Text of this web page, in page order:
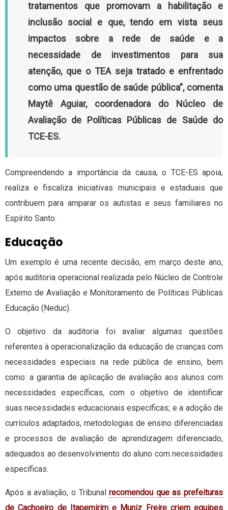
tratamentos que promovam a habilitação e
inclusão social e que, tendo em vista seus
impactos sobre a rede de saúde e a
necessidade de investimentos para sua
atenção, que o TEA seja tratado e enfrentado
como uma questão de saúde pública”, comenta
Maytê Aguiar, coordenadora do Núcleo de
Avaliação de Políticas Públicas de Saúde do
TCE-ES.
Compreendendo a importância da causa, o TCE-ES apoia,
realiza e fiscaliza iniciativas municipais e estaduais que
contribuem para amparar os autistas e seus familiares no
Espírito Santo.
Educação
Um exemplo é uma recente decisão, em março deste ano,
após auditoria operacional realizada pelo Núcleo de Controle
Externo de Avaliação e Monitoramento de Políticas Públicas
Educação (Neduc).
O objetivo da auditoria foi avaliar algumas questões
referentes à operacionalização da educação de crianças com
necessidades especiais na rede pública de ensino, bem
como: a garantia de aplicação de avaliação aos alunos com
necessidades específicas, com o objetivo de identificar
suas necessidades educacionais específicas; e a adoção de
currículos adaptados, metodologias de ensino diferenciadas
e processos de avaliação de aprendizagem diferenciado,
adequados ao desenvolvimento do aluno com necessidades
específicas.
Após a avaliação, o Tribunalrecomendou que as prefeituras
de Cachoeiro de Itapemirim e Muniz Freire criem equipes